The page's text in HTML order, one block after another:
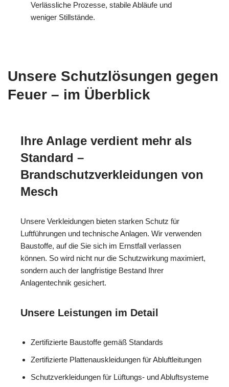
Verlässliche Prozesse, stabile Abläufe und
weniger Stillstände.
Unsere Schutzlösungen gegen
Feuer – im Überblick
Ihre Anlage verdient mehr als
Standard –
Brandschutzverkleidungen von
Mesch
Unsere Verkleidungen bieten starken Schutz für
Luftführungen und technische Anlagen. Wir verwenden
Baustoffe, auf die Sie sich im Ernstfall verlassen
können. So wird nicht nur die Schutzwirkung maximiert,
sondern auch der langfristige Bestand Ihrer
Anlagentechnik gesichert.
Unsere Leistungen im Detail
Zertifizierte Baustoffe gemäß Standards
Zertifizierte Plattenauskleidungen für Abluftleitungen
Schutzverkleidungen für Lüftungs- und Abluftsysteme